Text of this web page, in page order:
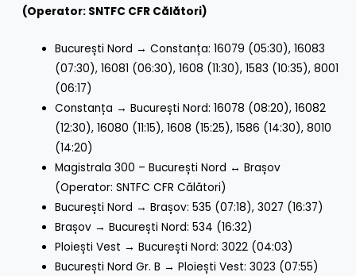
(Operator: SNTFC CFR Călători)
București Nord → Constanța: 16079 (05:30), 16083
(07:30), 16081 (06:30), 1608 (11:30), 1583 (10:35), 8001
(06:17)
Constanța → București Nord: 16078 (08:20), 16082
(12:30), 16080 (11:15), 1608 (15:25), 1586 (14:30), 8010
(14:20)
Magistrala 300 – București Nord ↔ Brașov
(Operator: SNTFC CFR Călători)
București Nord → Brașov: 535 (07:18), 3027 (16:37)
Brașov → București Nord: 534 (16:32)
Ploiești Vest → București Nord: 3022 (04:03)
București Nord Gr. B → Ploiești Vest: 3023 (07:55)